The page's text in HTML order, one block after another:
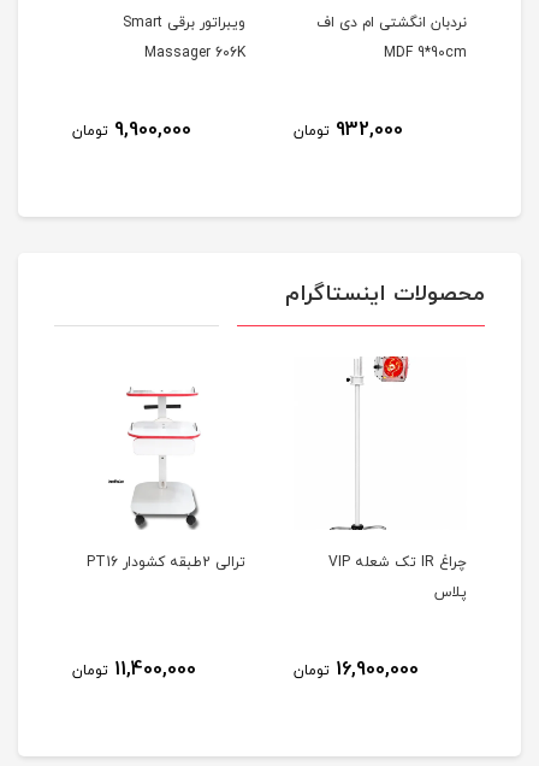
نردبان انگشتی ام دی اف
MDF 9*90cm
932,000 تومان
ویبراتور برقی Smart
Massager 606K
9,900,000 تومان
محصولات اینستاگرام
چراغ IR تک شعله VIP
پلاس
16,900,000 تومان
ترالی 2طبقه کشودار PT16
11,400,000 تومان